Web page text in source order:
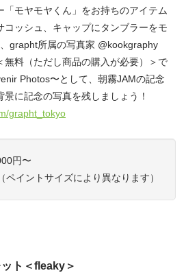
モヤモヤくん」をお持ちのアイテム
コッシュ、キャップにタンブラーをモ
grapht所属の写真家 @kookgraphy
無料（ただし商品の購入が必要）＞で
Photos〜として、朝霧JAMの記念
に記念の写真を残しましょう！
grapht_tokyo
円〜
ペイントサイズにより異なります）
ト＜fleaky＞